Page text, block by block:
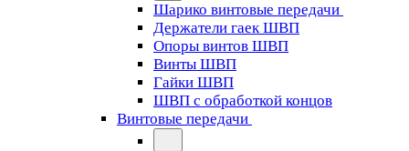
Шарико винтовые передачи
Держатели гаек ШВП
Опоры винтов ШВП
Винты ШВП
Гайки ШВП
ШВП с обработкой концов
Винтовые передачи